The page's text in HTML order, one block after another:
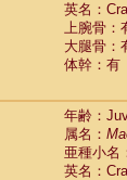
英名：
上腕骨：
大腿骨：
体幹：有
年齢：
属名：
亜種小名
英名：